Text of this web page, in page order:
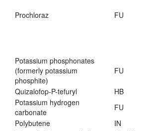
Prochloraz FU
Potassium phosphonates
(formerly potassium
phosphite)
FU
Quizalofop-P-tefuryl HB
Potassium hydrogen
carbonate
FU
Polybutene
IN